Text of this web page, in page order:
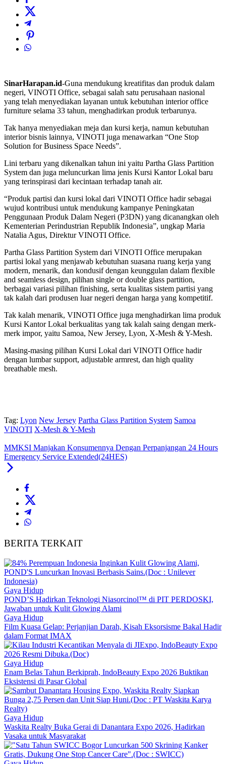
SinarHarapan.id-Guna mendukung kreatifitas dan produk dalam
negeri, VINOTI Office, sebagai salah satu perusahaan nasional
yang telah menyediakan layanan untuk kebutuhan interior office
furniture selama 33 tahun, menghadirkan produk terbarunya.
Tak hanya menyediakan meja dan kursi kerja, namun kebutuhan
interior bisnis lainnya, VINOTI juga menawarkan “One Stop
Solution for Business Space Needs”.
Lini terbaru yang dikenalkan tahun ini yaitu Partha Glass Partition
System dan juga meluncurkan lima jenis Kursi Kantor Lokal baru
yang terinspirasi dari kecintaan terhadap tanah air.
“Produk partisi dan kursi lokal dari VINOTI Office hadir sebagai
wujud kontribusi untuk mendukung kampanye Peningkatan
Penggunaan Produk Dalam Negeri (P3DN) yang dicanangkan oleh
Kementerian Perindustrian Republik Indonesia”, ungkap Maria
Natalia Agus, Direktur VINOTI Office.
Partha Glass Partition System dari VINOTI Office merupakan
partisi lokal yang menjawab kebutuhan suasana ruang kerja yang
modern, menarik, dan kondusif dengan keunggulan dalam flexible
and seamless design, pilihan single or double glass partition,
berbagai variasi pilihan finishing, serta kualitas sistem partisi yang
tak kalah dari produsen luar negeri dengan harga yang kompetitif.
Tak kalah menarik, VINOTI Office juga menghadirkan lima produk
Kursi Kantor Lokal berkualitas yang tak kalah saing dengan merk-
merk impor, yaitu Samoa, New Jersey, Lyon, X-Mesh & Y-Mesh.
Masing-masing pilihan Kursi Lokal dari VINOTI Office hadir
dengan lumbar support, adjustable armrest, dan high quality
breathable mesh.
Tag: Lyon New Jersey Partha Glass Partition System Samoa
VINOTI X-Mesh & Y-Mesh
MMKSI Manjakan Konsumennya Dengan Perpanjangan 24 Hours
Emergency Service Extended(24HES)
BERITA TERKAIT
Gaya Hidup
POND’S Hadirkan Teknologi Niasorcinol™ di PIT PERDOSKI,
Jawaban untuk Kulit Glowing Alami
Gaya Hidup
Film Kuasa Gelap: Perjanjian Darah, Kisah Eksorsisme Bakal Hadir
dalam Format IMAX
Gaya Hidup
Enam Belas Tahun Berkiprah, IndoBeauty Expo 2026 Buktikan
Eksistensi di Pasar Global
Gaya Hidup
Waskita Realty Buka Gerai di Danantara Expo 2026, Hadirkan
Vasaka untuk Masyarakat